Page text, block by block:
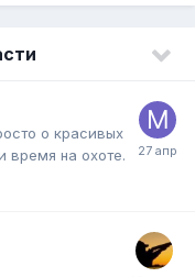
о красивых
время на охоте.